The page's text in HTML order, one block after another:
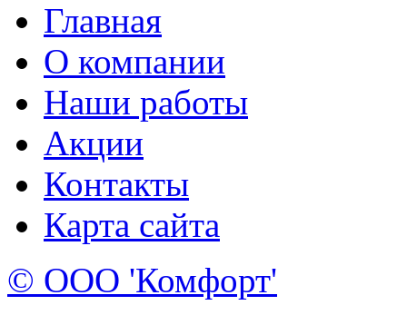
Главная
О компании
Наши работы
Акции
Контакты
Карта сайта
© ООО 'Комфорт'